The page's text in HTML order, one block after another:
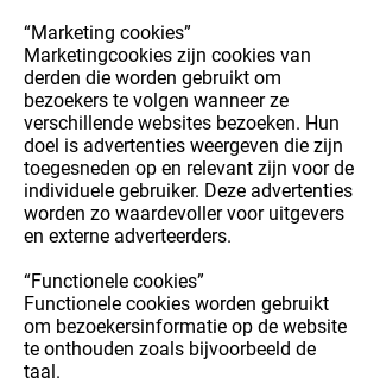
“Marketing cookies”
Marketingcookies zijn cookies van
derden die worden gebruikt om
bezoekers te volgen wanneer ze
verschillende websites bezoeken. Hun
doel is advertenties weergeven die zijn
toegesneden op en relevant zijn voor de
individuele gebruiker. Deze advertenties
worden zo waardevoller voor uitgevers
en externe adverteerders.
“Functionele cookies”
Functionele cookies worden gebruikt
om bezoekersinformatie op de website
te onthouden zoals bijvoorbeeld de
taal.